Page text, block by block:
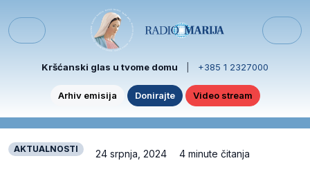
Menu
Kršćanski glas u tvome domu +385 1 2327000
Arhiv emisija Donirajte Video stream
AKTUALNOSTI 24 srpnja, 2024 4 minute čitanja